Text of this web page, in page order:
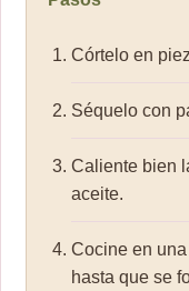
Córtelo en
Séquelo con
Caliente bien
aceite.
Cocine en
hasta que se